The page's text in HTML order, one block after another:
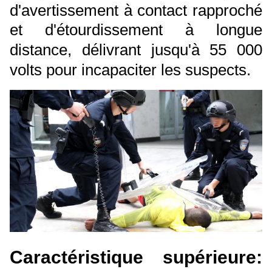
d'avertissement à contact rapproché
et d'étourdissement à longue
distance, délivrant jusqu'à 55 000
volts pour incapaciter les suspects.
Caractéristique supérieure: